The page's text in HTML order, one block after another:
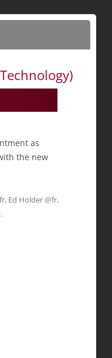
as
the new
, Ed Holder @fr,
.